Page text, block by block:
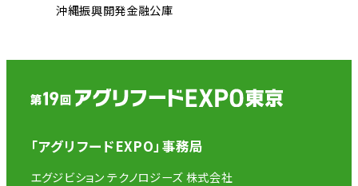
沖縄振興開発金融公庫
「アグリフードEXPO」事務局
エグジビション テクノロジーズ 株式会社